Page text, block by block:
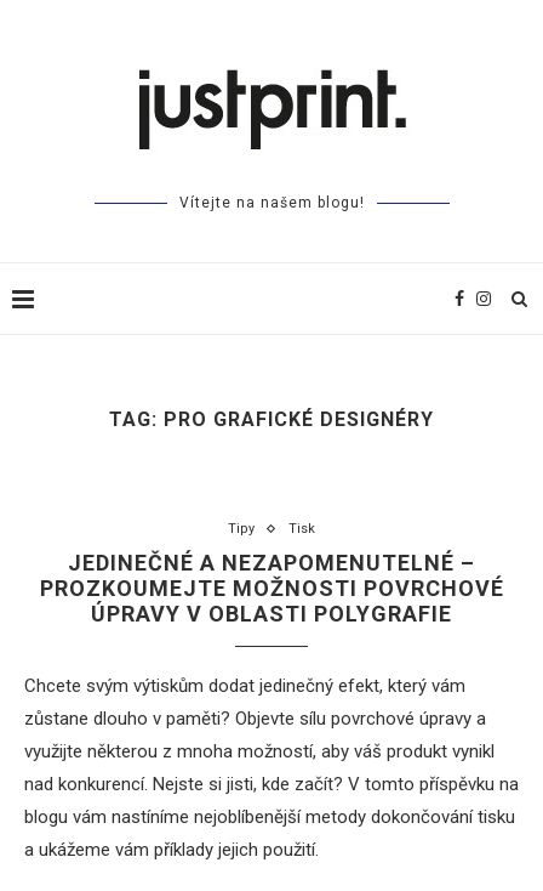
Vítejte na našem blogu!
TAG: PRO GRAFICKÉ DESIGNÉRY
Tipy Tisk
JEDINEČNÉ A NEZAPOMENUTELNÉ –
PROZKOUMEJTE MOŽNOSTI POVRCHOVÉ
ÚPRAVY V OBLASTI POLYGRAFIE
Chcete svým výtiskům dodat jedinečný efekt, který vám
zůstane dlouho v paměti? Objevte sílu povrchové úpravy a
využijte některou z mnoha možností, aby váš produkt vynikl
nad konkurencí. Nejste si jisti, kde začít? V tomto příspěvku na
blogu vám nastíníme nejoblíbenější metody dokončování tisku
a ukážeme vám příklady jejich použití.